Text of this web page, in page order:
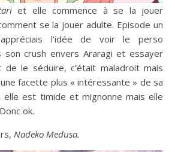
et elle commence à se la jouer
se la jouer adulte. Episode un
l’idée de voir le perso
son crush envers Araragi et essayer
de le séduire, c’était maladroit mais
facette plus « intéressante » de sa
elle est timide et mignonne mais elle
ok.
Nadeko Medusa.